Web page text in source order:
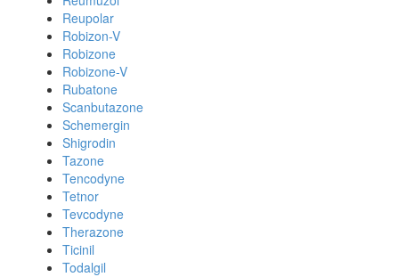
Reupolar
Robizon-V
Robizone
Robizone-V
Rubatone
Scanbutazone
Schemergin
Shigrodin
Tazone
Tencodyne
Tetnor
Tevcodyne
Therazone
Ticinil
Todalgil